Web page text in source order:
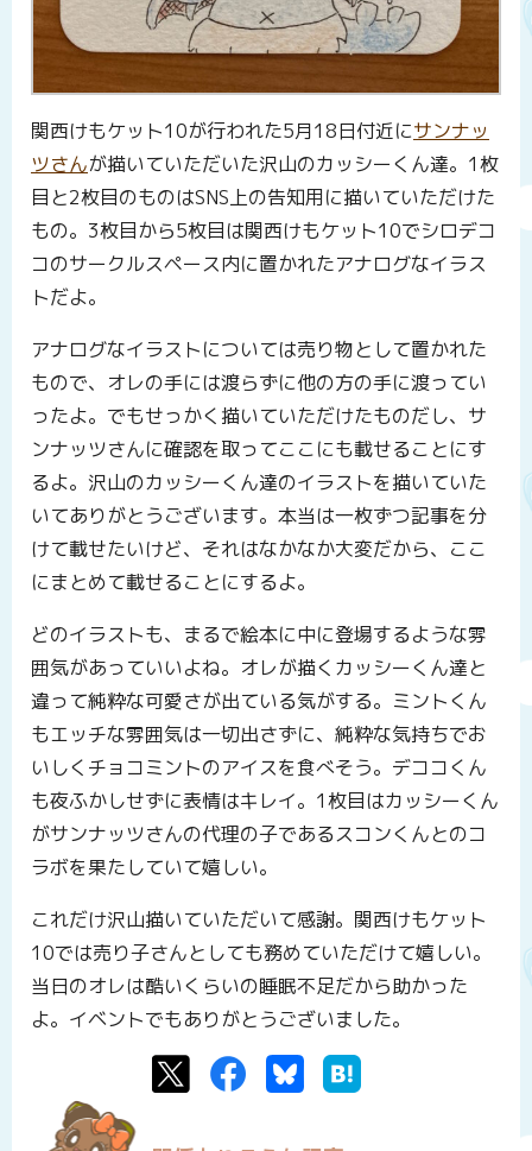
関西けもケット10が行われた5月18日付近にサンナッ
ツさんが描いていただいた沢山のカッシーくん達。1枚
目と2枚目のものはSNS上の告知用に描いていただけた
もの。3枚目から5枚目は関西けもケット10でシロデコ
コのサークルスペース内に置かれたアナログなイラス
トだよ。
アナログなイラストについては売り物として置かれた
もので、オレの手には渡らずに他の方の手に渡ってい
ったよ。でもせっかく描いていただけたものだし、サ
ンナッツさんに確認を取ってここにも載せることにす
るよ。沢山のカッシーくん達のイラストを描いていた
いてありがとうございます。本当は一枚ずつ記事を分
けて載せたいけど、それはなかなか大変だから、ここ
にまとめて載せることにするよ。
どのイラストも、まるで絵本に中に登場するような雰
囲気があっていいよね。オレが描くカッシーくん達と
違って純粋な可愛さが出ている気がする。ミントくん
もエッチな雰囲気は一切出さずに、純粋な気持ちでお
いしくチョコミントのアイスを食べそう。デココくん
も夜ふかしせずに表情はキレイ。1枚目はカッシーくん
がサンナッツさんの代理の子であるスコンくんとのコ
ラボを果たしていて嬉しい。
これだけ沢山描いていただいて感謝。関西けもケット
10では売り子さんとしても務めていただけて嬉しい。
当日のオレは酷いくらいの睡眠不足だから助かった
よ。イベントでもありがとうございました。
TwitterFacebookBluesky